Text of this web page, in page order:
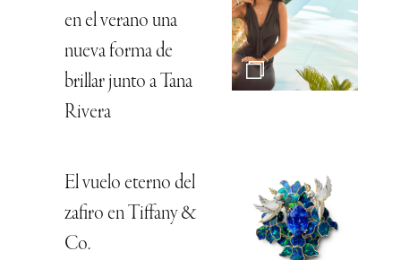
en el verano una
nueva forma de
brillar junto a Tana
Rivera
El vuelo eterno del
zafiro en Tiffany &
Co.